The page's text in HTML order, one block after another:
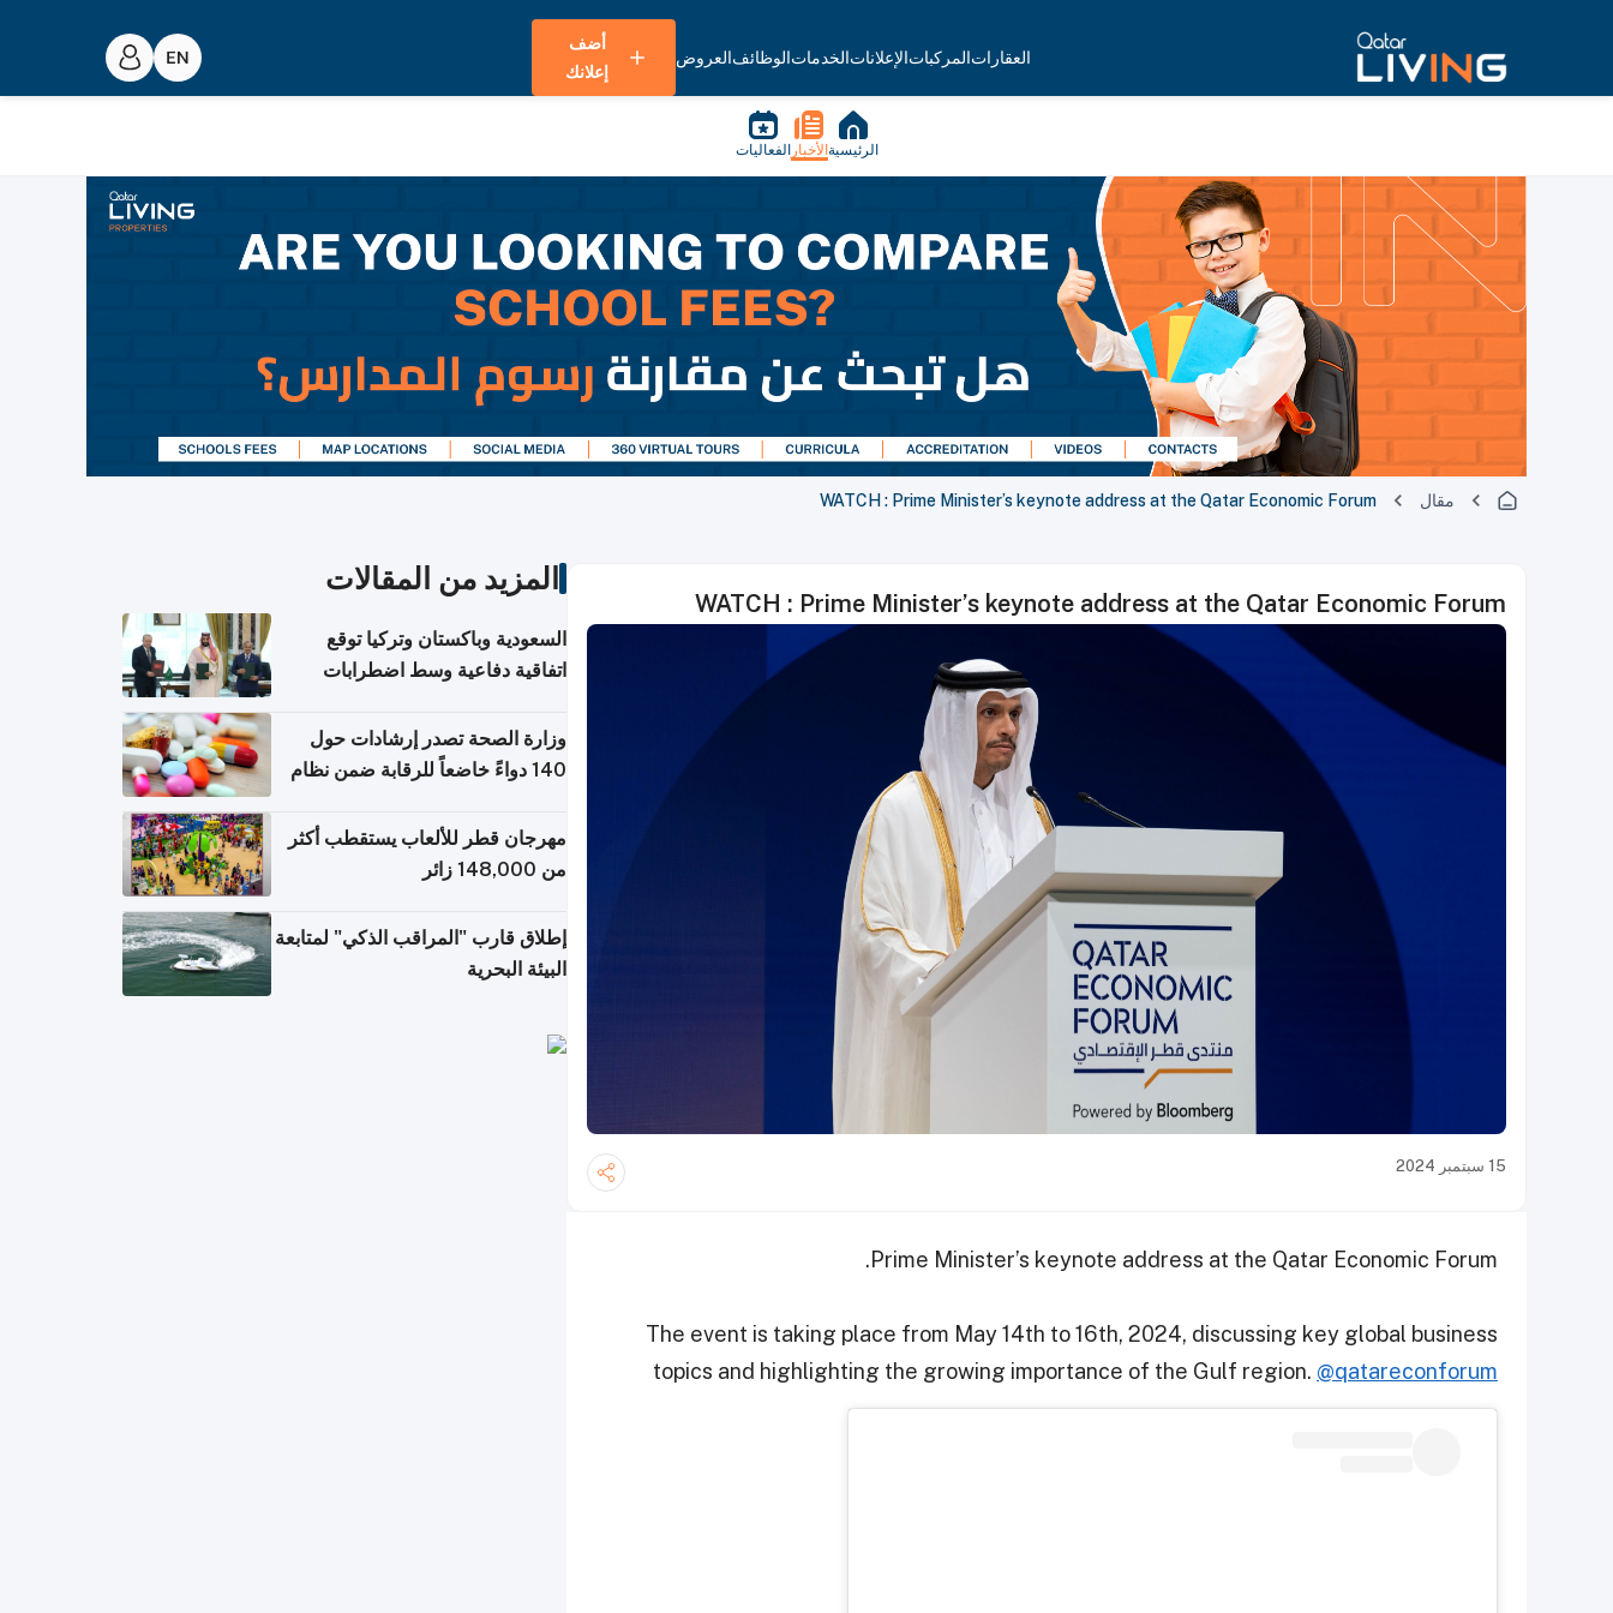
العقاراتالمركباتالإعلاناتالخدماتالوظائفالعروض
أضف
إعلانك
الرئيسية الأخبار الفعاليات
مقال WATCH : Prime Minister’s keynote address at the Qatar Economic Forum
WATCH : Prime Minister’s keynote address at the Qatar Economic Forum
15 سبتمبر 2024
Prime Minister’s keynote address at the Qatar Economic Forum.
The event is taking place from May 14th to 16th, 2024, discussing key global business
topics and highlighting the growing importance of the Gulf region. @qatareconforum
المزيد من المقالات
السعودية وباكستان وتركيا توقع
اتفاقية دفاعية وسط اضطرابات
وزارة الصحة تصدر إرشادات حول
140 دواءً خاضعاً للرقابة ضمن نظام
مهرجان قطر للألعاب يستقطب أكثر
من 148,000 زائر
إطلاق قارب "المراقب الذكي" لمتابعة
البيئة البحرية